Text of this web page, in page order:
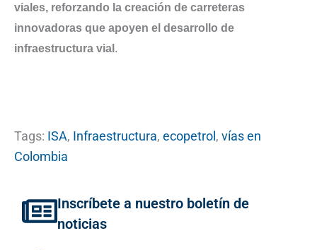
viales, reforzando la creación de carreteras
innovadoras que apoyen el desarrollo de
infraestructura vial .
Tags: ISA, Infraestructura, ecopetrol , vías en
Colombia
Inscríbete a nuestro boletín de
noticias